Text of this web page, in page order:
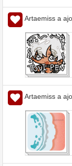
Artaemiss a
Artaemiss a